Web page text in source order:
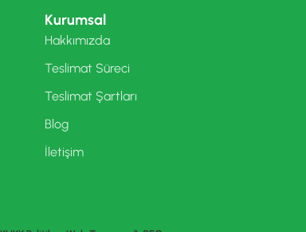
Kurumsal
Hakkımızda
Teslimat Süreci
Teslimat Şartları
Blog
İletişim